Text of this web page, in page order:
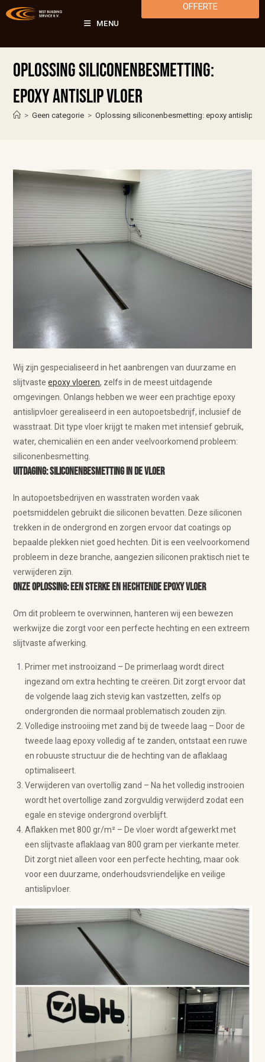
MENU
OFFERTE
Oplossing siliconenbesmetting:
epoxy antislip vloer
> Geen categorie > Oplossing siliconenbesmetting: epoxy antislip
Wij zijn gespecialiseerd in het aanbrengen van duurzame en
slijtvasteepoxy vloeren, zelfs in de meest uitdagende
omgevingen. Onlangs hebben we weer een prachtige epoxy
antislipvloer gerealiseerd in een autopoetsbedrijf, inclusief de
wasstraat. Dit type vloer krijgt te maken met intensief gebruik,
water, chemicaliën en een ander veelvoorkomend probleem:
siliconenbesmetting.
Uitdaging: Siliconenbesmetting in de vloer
In autopoetsbedrijven en wasstraten worden vaak
poetsmiddelen gebruikt die siliconen bevatten. Deze siliconen
trekken in de ondergrond en zorgen ervoor dat coatings op
bepaalde plekken niet goed hechten. Dit is een veelvoorkomend
probleem in deze branche, aangezien siliconen praktisch niet te
verwijderen zijn.
Onze oplossing: Een sterke en hechtende epoxy vloer
Om dit probleem te overwinnen, hanteren wij een bewezen
werkwijze die zorgt voor een perfecte hechting en een extreem
slijtvaste afwerking.
Primer met instrooizand – De primerlaag wordt direct
ingezand om extra hechting te creëren. Dit zorgt ervoor dat
de volgende laag zich stevig kan vastzetten, zelfs op
ondergronden die normaal problematisch zouden zijn.
Volledige instrooiing met zand bij de tweede laag – Door de
tweede laag epoxy volledig af te zanden, ontstaat een ruwe
en robuuste structuur die de hechting van de aflaklaag
optimaliseert.
Verwijderen van overtollig zand – Na het volledig instrooien
wordt het overtollige zand zorgvuldig verwijderd zodat een
egale en stevige ondergrond overblijft.
Aflakken met 800 gr/m² – De vloer wordt afgewerkt met
een slijtvaste aflaklaag van 800 gram per vierkante meter.
Dit zorgt niet alleen voor een perfecte hechting, maar ook
voor een duurzame, onderhoudsvriendelijke en veilige
antislipvloer.